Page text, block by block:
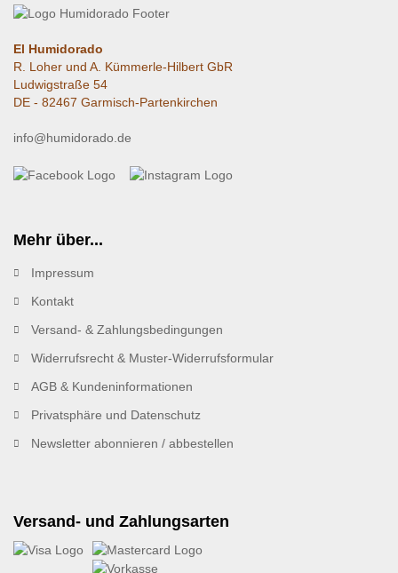
El Humidorado
R. Loher und A. Kümmerle-Hilbert GbR
Ludwigstraße 54
DE - 82467 Garmisch-Partenkirchen
info@humidorado.de
Mehr über...
Impressum
Kontakt
Versand- & Zahlungsbedingungen
Widerrufsrecht & Muster-Widerrufsformular
AGB & Kundeninformationen
Privatsphäre und Datenschutz
Newsletter abonnieren / abbestellen
Versand- und Zahlungsarten